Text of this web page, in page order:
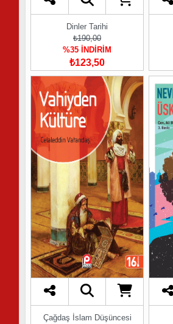
Dinler Tarihi
₺190,00
%35 İNDİRİM
₺123,50
Çağdaş İslam Düşüncesi